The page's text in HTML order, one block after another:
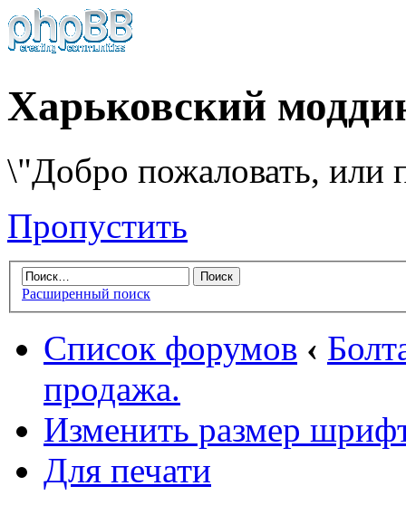
Харьковский
\"Добро пожаловать, или
Пропустить
Расширенный поиск
Список форумов ‹
продажа.
Изменить размер
Для печати